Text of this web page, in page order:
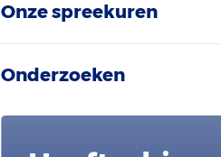
Onze spreekuren
Onderzoeken